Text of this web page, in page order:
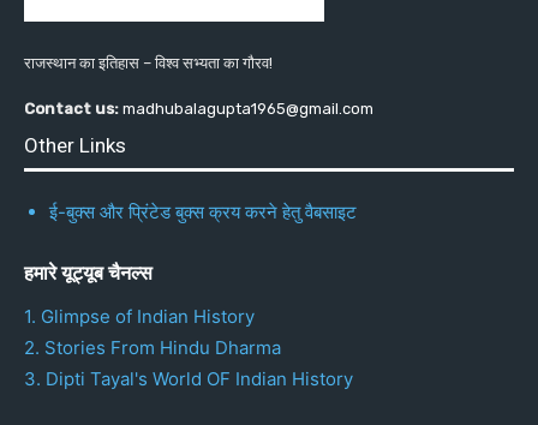
राजस्थान का इतिहास – विश्व सभ्यता का गौरव!
Contact us: madhubalagupta1965@gmail.com
Other Links
ई-बुक्स और प्रिंटेड बुक्स क्रय करने हेतु वैबसाइट
हमारे यूट्यूब चैनल्स
1. Glimpse of Indian History
2. Stories From Hindu Dharma
3. Dipti Tayal's World OF Indian History